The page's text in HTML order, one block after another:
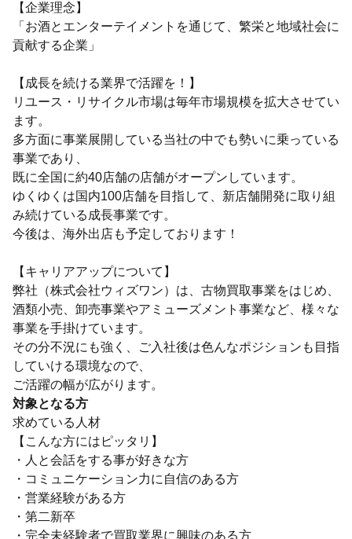
【企業理念】
「お酒とエンターテイメントを通じて、繁栄と地域社会に
貢献する企業」
【成長を続ける業界で活躍を！】
リユース・リサイクル市場は毎年市場規模を拡大させてい
ます。
多方面に事業展開している当社の中でも勢いに乗っている
事業であり、
既に全国に約40店舗の店舗がオープンしています。
ゆくゆくは国内100店舗を目指して、新店舗開発に取り組
み続けている成長事業です。
今後は、海外出店も予定しております！
【キャリアアップについて】
弊社（株式会社ウィズワン）は、古物買取事業をはじめ、
酒類小売、卸売事業やアミューズメント事業など、様々な
事業を手掛けています。
その分不況にも強く、ご入社後は色んなポジションも目指
していける環境なので、
ご活躍の幅が広がります。
対象となる方
求めている人材
【こんな方にはピッタリ】
・人と会話をする事が好きな方
・コミュニケーション力に自信のある方
・営業経験がある方
・第二新卒
・完全未経験者で買取業界に興味のある方